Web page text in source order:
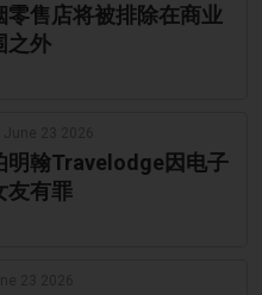
零售店将被排除在商业
之外
明翰Travelodge因电子
友有罪